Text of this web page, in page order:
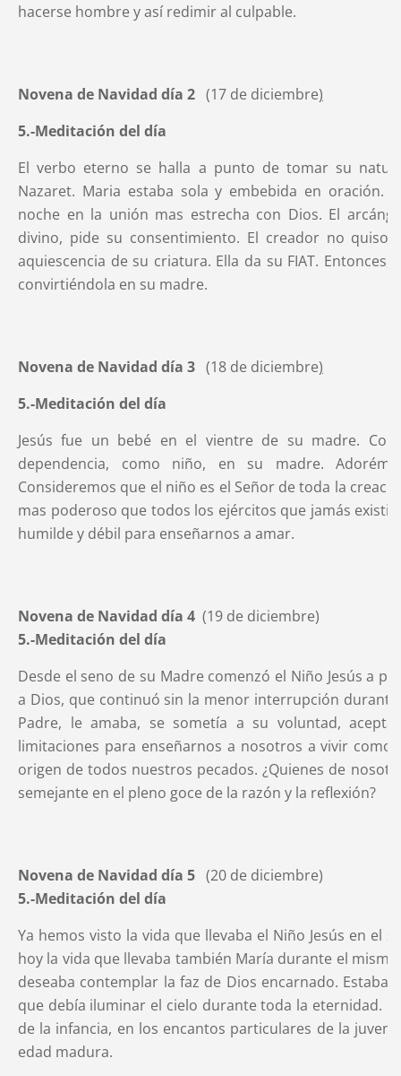
hacerse hombre y así redimir al culpable.
Novena de Navidad día 2 (17 de diciembre)
5.-Meditación del día
El verbo eterno se halla a punto de tomar su
Nazaret. Maria estaba sola y embebida en oración.
noche en la unión mas estrecha con Dios. El
divino, pide su consentimiento. El creador no
aquiescencia de su criatura. Ella da su FIAT.
convirtiéndola en su madre.
Novena de Navidad día 3(18 de diciembre)
5.-Meditación del día
Jesús fue un bebé en el vientre de su madre.
dependencia, como niño, en su madre.
Consideremos que el niño es el Señor de toda la
mas poderoso que todos los ejércitos que jamás
humilde y débil para enseñarnos a amar.
Novena de Navidad día 4 (19 de diciembre)
5.-Meditación del día
Desde el seno de su Madre comenzó el Niño Jesús a
a Dios, que continuó sin la menor interrupción
Padre, le amaba, se sometía a su voluntad,
limitaciones para enseñarnos a nosotros a vivir
origen de todos nuestros pecados. ¿Quienes de
semejante en el pleno goce de la razón y la reflexión?
Novena de Navidad día 5(20 de diciembre)
5.-Meditación del día
Ya hemos visto la vida que llevaba el Niño Jesús en el
hoy la vida que llevaba también María durante el
deseaba contemplar la faz de Dios encarnado.
que debía iluminar el cielo durante toda la eternidad.
de la infancia, en los encantos particulares de la
edad madura.